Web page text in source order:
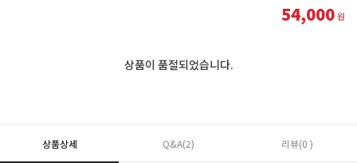
54,000원
상품이 품절되었습니다.
상품상세 Q&A(2) 리뷰(0 )